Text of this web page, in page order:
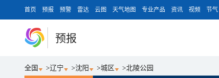
首页 预报 预警 雷达 云图 天气地图 专业产品 资讯 视频 节气
预报
全国 >辽宁 >沈阳 >城区 >北陵公园